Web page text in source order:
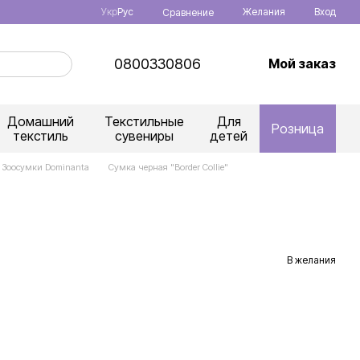
УкрРус Сравнение Желания Вход
0800330806 Мой заказ
Домашний
текстиль
Текстильные
сувениры
Для
детей
Розница
Зоосумки Dominanta Сумка черная "Border Collie"
В желания